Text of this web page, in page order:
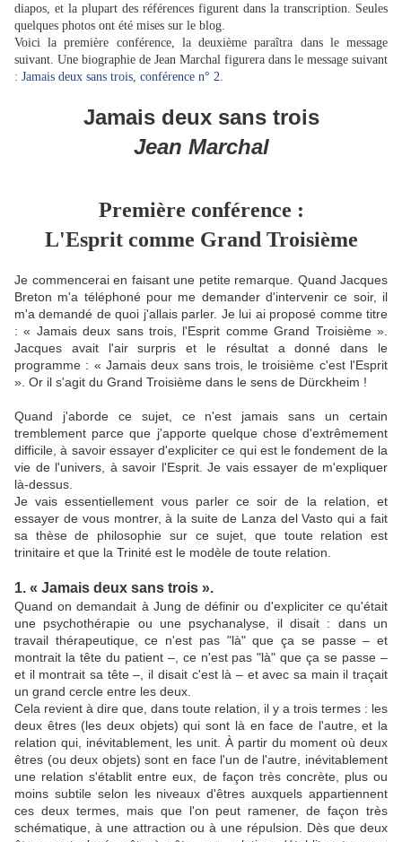
diapos, et la plupart des références figurent dans la transcription. Seules
quelques photos ont été mises sur le blog.
Voici la première conférence, la deuxième paraîtra dans le message
suivant. Une biographie de Jean Marchal figurera dans le message suivant
: Jamais deux sans trois, conférence n° 2.
Jamais deux sans trois
Jean Marchal
Première conférence :
L'Esprit comme Grand Troisième
Je commencerai en faisant une petite remarque. Quand Jacques
Breton m'a téléphoné pour me demander d'intervenir ce soir, il
m'a demandé de quoi j'allais parler. Je lui ai proposé comme titre
: « Jamais deux sans trois, l'Esprit comme Grand Troisième ».
Jacques avait l'air surpris et le résultat a donné dans le
programme : « Jamais deux sans trois, le troisième c'est l'Esprit
». Or il s'agit du Grand Troisième dans le sens de Dürckheim !
Quand j'aborde ce sujet, ce n'est jamais sans un certain
tremblement parce que j'apporte quelque chose d'extrêmement
difficile, à savoir essayer d'expliciter ce qui est le fondement de la
vie de l'univers, à savoir l'Esprit. Je vais essayer de m'expliquer
là-dessus.
Je vais essentiellement vous parler ce soir de la relation, et
essayer de vous montrer, à la suite de Lanza del Vasto qui a fait
sa thèse de philosophie sur ce sujet, que toute relation est
trinitaire et que la Trinité est le modèle de toute relation.
1. « Jamais deux sans trois ».
Quand on demandait à Jung de définir ou d'expliciter ce qu'était
une psychothérapie ou une psychanalyse, il disait : dans un
travail thérapeutique, ce n'est pas "là" que ça se passe – et
montrait la tête du patient –, ce n'est pas "là" que ça se passe –
et il montrait sa tête –, il disait c'est là – et avec sa main il traçait
un grand cercle entre les deux.
Cela revient à dire que, dans toute relation, il y a trois termes : les
deux êtres (les deux objets) qui sont là en face de l'autre, et la
relation qui, inévitablement, les unit. À partir du moment où deux
êtres (ou deux objets) sont en face l'un de l'autre, inévitablement
une relation s'établit entre eux, de façon très concrète, plus ou
moins subtile selon les niveaux d'êtres auxquels appartiennent
ces deux termes, mais que l'on peut ramener, de façon très
schématique, à une attraction ou à une répulsion. Dès que deux